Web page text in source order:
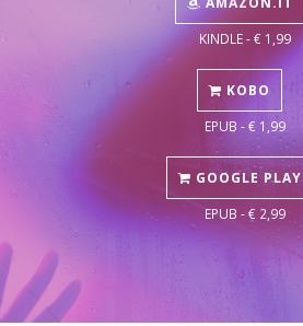
KINDLE - € 1,99
KOBO
EPUB - € 1,99
GOOGLE PLAY
EPUB - € 2,99